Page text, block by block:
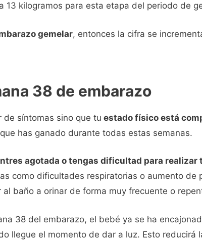
13 kilogramos para esta etapa del periodo de
gemelar, entonces la cifra se
38 de embarazo
de síntomas sino que tu estado físico está
has ganado durante todas estas semanas.
agotada o tengas dificultad para realizar
como dificultades respiratorias o aumento de
baño a orinar de forma muy frecuente o
38 del embarazo, el bebé ya se ha
llegue el momento de dar a luz. Esto reducirá